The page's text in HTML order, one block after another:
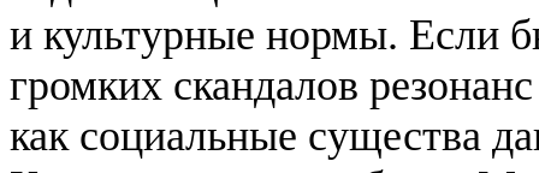
и культурные нормы. Если
громких скандалов
как социальные существа